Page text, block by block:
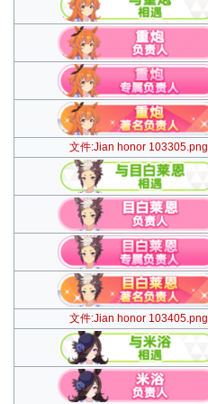
文件:Jian honor 103305.png
文件:Jian honor 103405.png